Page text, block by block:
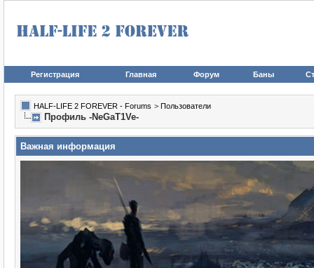
Регистрация Главная Форум Баны
HALF-LIFE 2 FOREVER - Forums > Пользователи
Профиль -NeGaT1Ve-
Важная информация